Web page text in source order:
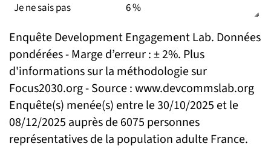
Je ne sais pas
6 %
Enquête Development Engagement Lab. Données
pondérées - Marge d’erreur : ± 2%. Plus
d'informations sur la méthodologie sur
Focus2030.org - Source : www.devcommslab.org
Enquête(s) menée(s) entre le 30/10/2025 et le
08/12/2025 auprès de 6075 personnes
représentatives de la population adulte France.